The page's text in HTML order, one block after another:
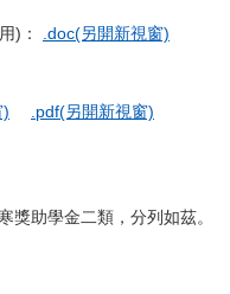
)：
.doc(另開新視窗)
) .pdf(另開新視窗)
獎助學金二類，分列如茲。